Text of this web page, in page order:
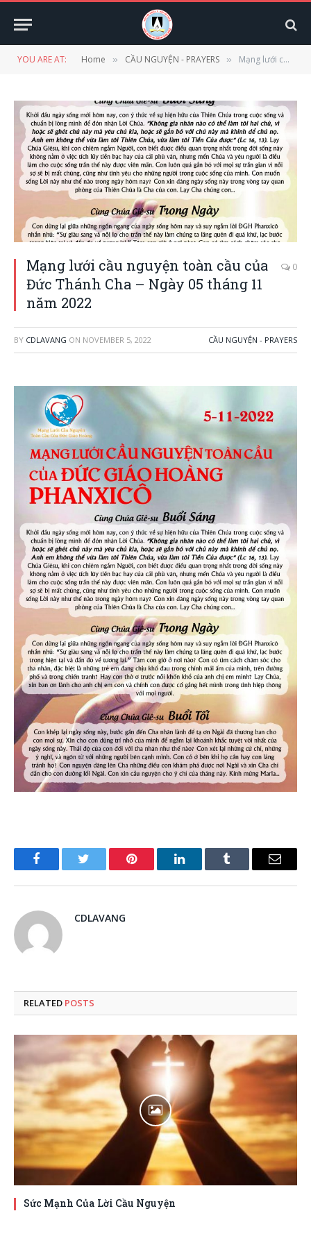
YOU ARE AT: Home » CẦU NGUYỆN - PRAYERS » Mạng lưới cầu nguyện toàn cầu của Đức Thánh Cha – Ngày 05 tháng 11 năm 2022
Mạng lưới cầu nguyện toàn cầu của
Đức Thánh Cha – Ngày 05 tháng 11
năm 2022
0
BY CDLAVANG ON NOVEMBER 5, 2022 CẦU NGUYỆN - PRAYERS
FacebookTwitter Pinterest LinkedInTumblr Email
CDLAVANG
RELATED POSTS
Sức Mạnh Của Lời Cầu Nguyện